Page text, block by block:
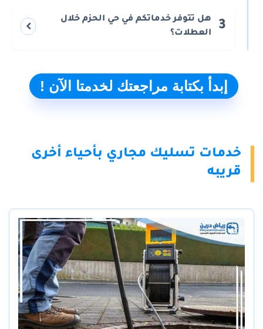
3
هل تتوفر خدماتكم في حي الحزم خلال
العطلات؟
إبدأ بكتابة مراجعتك لخدمتا الآن !
خدمات تسليك مجاري بأحياء أخرى
قريبه